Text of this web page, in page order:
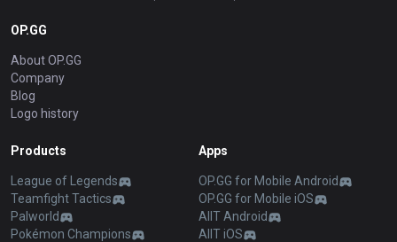
OP.GG
About OP.GG
Company
Blog
Logo history
Products
League of Legends
Teamfight Tactics
Palworld
Pokémon Champions
Apps
OP.GG for Mobile Android
OP.GG for Mobile iOS
AllT Android
AllT iOS